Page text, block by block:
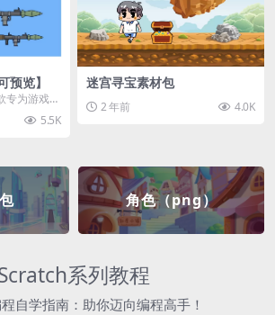
预览】
专为游戏开
包，包含
5.5K
迷宫寻宝素材包
2 年前 4.0K
角色（png）
系列教程
自学指南：助你迈向编程高手！